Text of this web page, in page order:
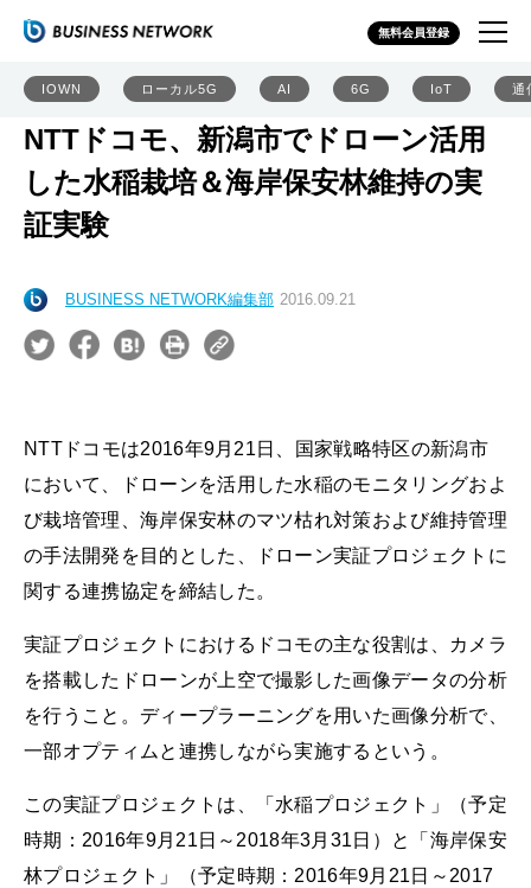
無料会員登録
IOWN ローカル5G AI 6G IoT 通
NTTドコモ、新潟市でドローン活用
した水稲栽培＆海岸保安林維持の実
証実験
BUSINESS NETWORK編集部 2016.09.21
NTTドコモは2016年9月21日、国家戦略特区の新潟市
において、ドローンを活用した水稲のモニタリングおよ
び栽培管理、海岸保安林のマツ枯れ対策および維持管理
の手法開発を目的とした、ドローン実証プロジェクトに
関する連携協定を締結した。
実証プロジェクトにおけるドコモの主な役割は、カメラ
を搭載したドローンが上空で撮影した画像データの分析
を行うこと。ディープラーニングを用いた画像分析で、
一部オプティムと連携しながら実施するという。
この実証プロジェクトは、「水稲プロジェクト」（予定
時期：2016年9月21日～2018年3月31日）と「海岸保安
林プロジェクト」（予定時期：2016年9月21日～2017